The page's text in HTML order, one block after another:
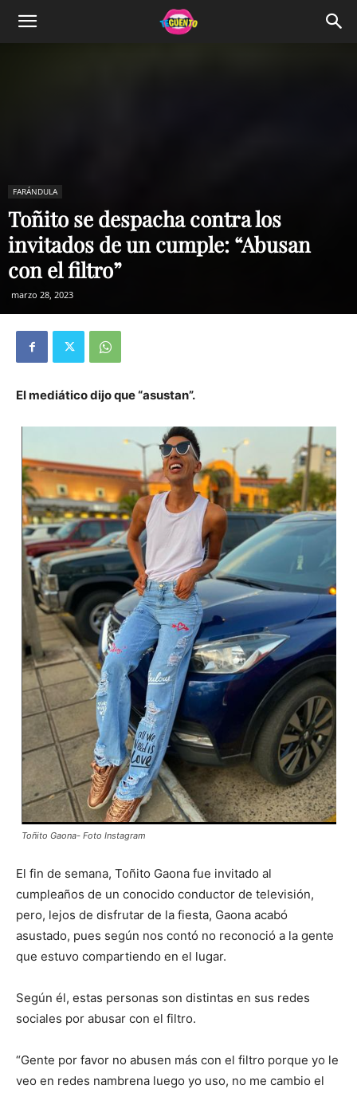
FARÁNDULA
Toñito se despacha contra los
invitados de un cumple: “Abusan
con el filtro”
marzo 28, 2023
El mediático dijo que “asustan”.
Toñito Gaona- Foto Instagram
El fin de semana, Toñito Gaona fue invitado al
cumpleaños de un conocido conductor de televisión,
pero, lejos de disfrutar de la fiesta, Gaona acabó
asustado, pues según nos contó no reconoció a la gente
que estuvo compartiendo en el lugar.
Según él, estas personas son distintas en sus redes
sociales por abusar con el filtro.
“Gente por favor no abusen más con el filtro porque yo le
veo en redes nambrena luego yo uso, no me cambio el